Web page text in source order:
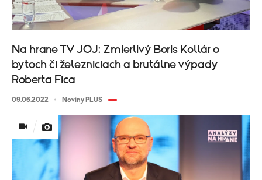
Na hrane TV JOJ: Zmierlivý Boris Kollár o
bytoch či železniciach a brutálne výpady
Roberta Fica
09.06.2022 Noviny PLUS